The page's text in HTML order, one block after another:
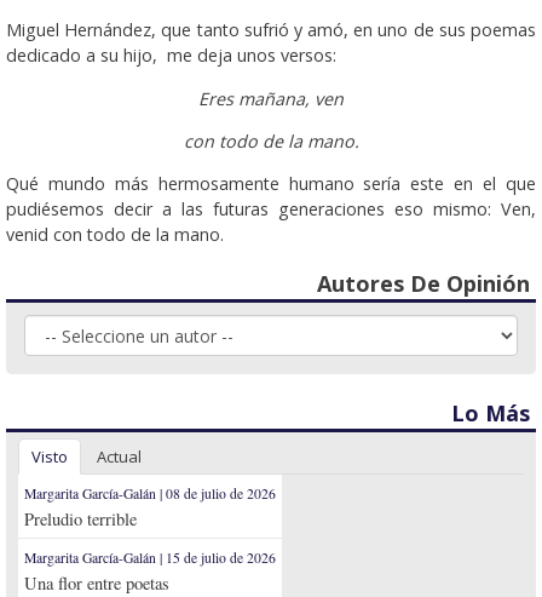
Miguel Hernández, que tanto sufrió y amó, en uno de sus poemas
dedicado a su hijo, me deja unos versos:
Eres mañana, ven
con todo de la mano.
Qué mundo más hermosamente humano sería este en el que
pudiésemos decir a las futuras generaciones eso mismo: Ven,
venid con todo de la mano.
Autores De Opinión
Lo Más
Visto Actual
Margarita García-Galán | 08 de julio de 2026
Preludio terrible
Margarita García-Galán | 15 de julio de 2026
Una flor entre poetas